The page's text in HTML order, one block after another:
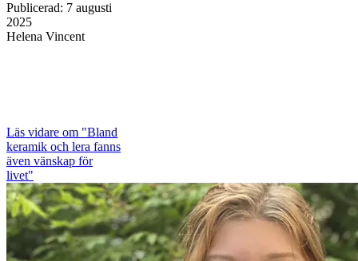
Publicerad: 7 augusti
2025
Helena Vincent
Läs vidare om "Bland
keramik och lera fanns
även vänskap för
livet"